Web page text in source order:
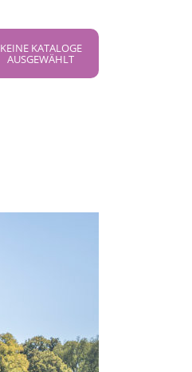
KEINE KATALOGE
AUSGEWÄHLT